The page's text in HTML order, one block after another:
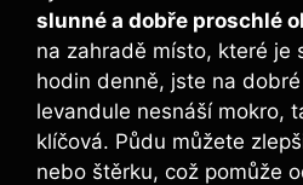
slunné a dobře proschlé
na zahradě místo, které je
hodin denně, jste na
levandule nesnáší mokro,
klíčová. Půdu můžete
nebo štěrku, což pomůže